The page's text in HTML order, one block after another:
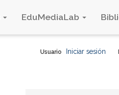
EduMediaLab
Usuario Iniciar sesión